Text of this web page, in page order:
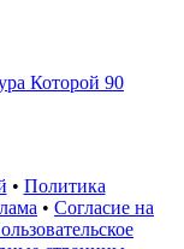
Которой 90
• Политика
• Согласие на